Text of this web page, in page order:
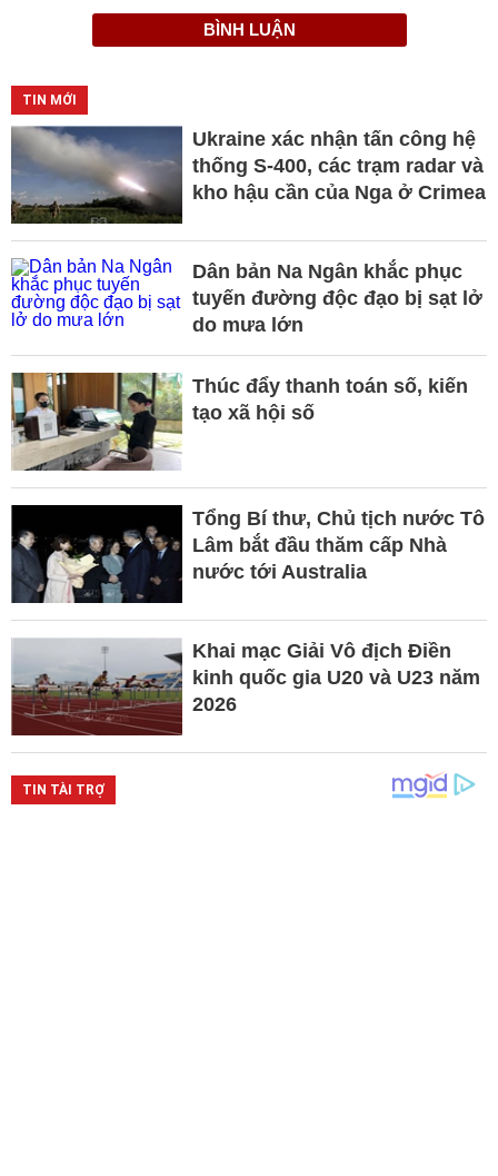
BÌNH LUẬN
TIN MỚI
Ukraine xác nhận tấn công hệ
thống S-400, các trạm radar và
kho hậu cần của Nga ở Crimea
Dân bản Na Ngân khắc phục
tuyến đường độc đạo bị sạt lở
do mưa lớn
Thúc đẩy thanh toán số, kiến
tạo xã hội số
Tổng Bí thư, Chủ tịch nước Tô
Lâm bắt đầu thăm cấp Nhà
nước tới Australia
Khai mạc Giải Vô địch Điền
kinh quốc gia U20 và U23 năm
2026